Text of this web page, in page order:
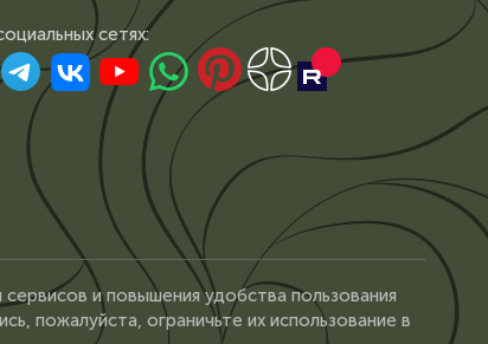
сетях:
и повышения удобства пользования
пожалуйста, ограничьте их использование в